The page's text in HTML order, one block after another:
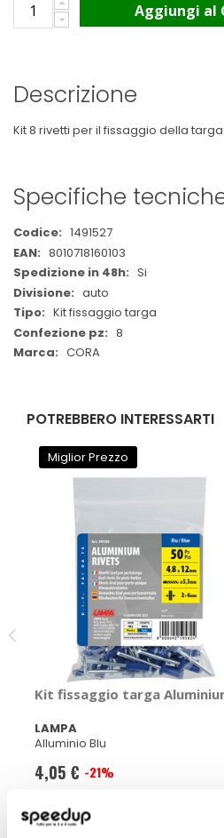
Aggiungi al
Descrizione
Kit 8 rivetti per il fissaggio della
Specifiche
Maggiori
Informazioni
1491527
8010718160103
Si
auto
Kit fissaggio targa
8
CORA
POTREBBERO INTERESSARTI
Miglior Prezzo
Kit fissaggio targa
LAMPA
Alluminio Blu
Prezzo
4,05 € -21%